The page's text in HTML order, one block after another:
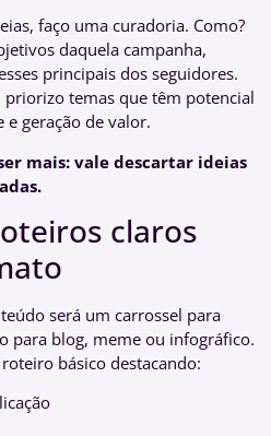
faço uma curadoria. Como?
daquela campanha,
principais dos seguidores.
temas que têm potencial
geração de valor.
mais: vale descartar ideias
claros
será um carrossel para
para blog, meme ou infográfico.
básico destacando: